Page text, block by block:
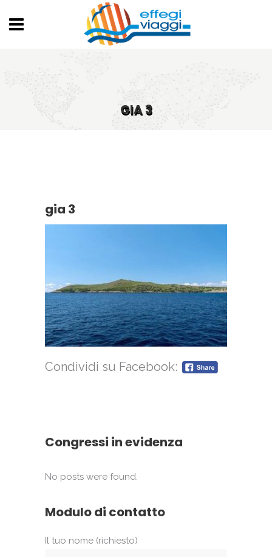
GIA 3
gia 3
Condividi su Facebook:
Congressi in evidenza
No posts were found.
Modulo di contatto
Il tuo nome (richiesto)